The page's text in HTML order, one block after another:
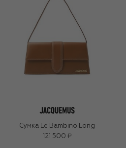
Сумка Le Bambino Long
121 500 ₽